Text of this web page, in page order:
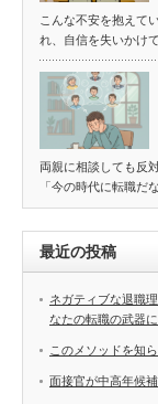
こんな不安を抱えて
れ、自信を失いかけ
両親に相談しても反
「今の時代に転職だ
最近の投稿
ネガティブな退職
なたの転職の武器に
このメソッドを知
面接官が中高年候